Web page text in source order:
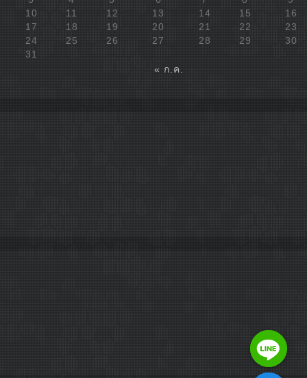
10
11 12 13 14 15
16
17
18 19 20 21 22
23
24
25 26 27 28 29
30
31
« ก.ค.